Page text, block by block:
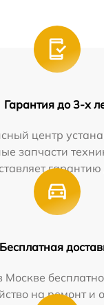
Гарантия до 3-х
центр
запчасти
гарантию
Бесплатная
на ремонт и